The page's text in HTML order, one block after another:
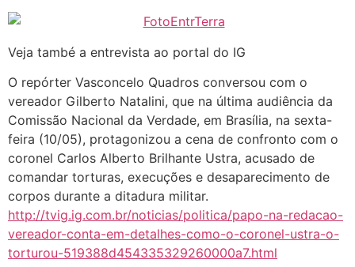
Veja també a entrevista ao portal do IG
O repórter Vasconcelo Quadros conversou com o
vereador Gilberto Natalini, que na última audiência da
Comissão Nacional da Verdade, em Brasília, na sexta-
feira (10/05), protagonizou a cena de confronto com o
coronel Carlos Alberto Brilhante Ustra, acusado de
comandar torturas, execuções e desaparecimento de
corpos durante a ditadura militar.
http://tvig.ig.com.br/noticias/politica/papo-na-redacao-
vereador-conta-em-detalhes-como-o-coronel-ustra-o-
torturou-519388d454335329260000a7.html